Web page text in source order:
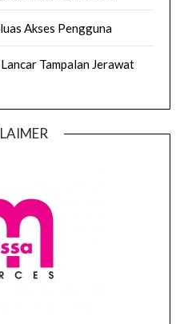
Akses Pengguna
Tampalan Jerawat